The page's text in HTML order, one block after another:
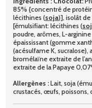
85% {concentré de
lécithines (soja)], isolât
[émulsifiant: lécithines (
poudre, arômes, L-arginine
épaississant (gomme
(acésulfame K,
bromélaïne extraite de
extraite de la Papaye
Allergènes :Lait, soja
crustacés, œufs, poissons,